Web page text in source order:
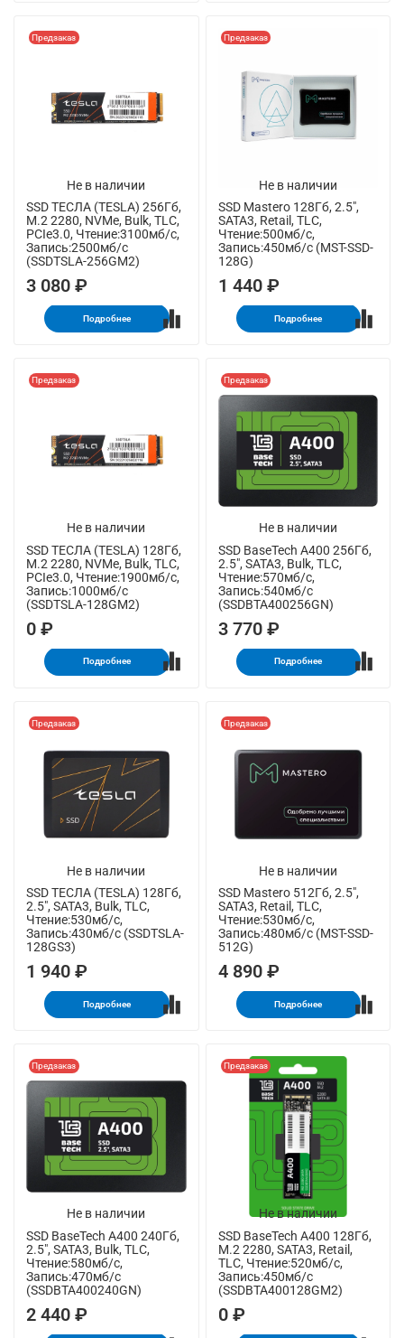
Не в наличии
Предзаказ
SSD ТЕСЛА (TESLA) 256Гб,
M.2 2280, NVMe, Bulk, TLC,
PCIe3.0, Чтение:3100мб/с,
Запись:2500мб/с
(SSDTSLA-256GM2)
3 080 ₽
Подробнее
Не в наличии
Предзаказ
SSD Mastero 128Гб, 2.5",
SATA3, Retail, TLC,
Чтение:500мб/с,
Запись:450мб/с (MST-SSD-
128G)
1 440 ₽
Подробнее
Не в наличии
Предзаказ
SSD ТЕСЛА (TESLA) 128Гб,
M.2 2280, NVMe, Bulk, TLC,
PCIe3.0, Чтение:1900мб/с,
Запись:1000мб/с
(SSDTSLA-128GM2)
0 ₽
Подробнее
Не в наличии
Предзаказ
SSD BaseTech A400 256Гб,
2.5", SATA3, Bulk, TLC,
Чтение:570мб/с,
Запись:540мб/с
(SSDBTA400256GN)
3 770 ₽
Подробнее
Не в наличии
Предзаказ
SSD ТЕСЛА (TESLA) 128Гб,
2.5", SATA3, Bulk, TLC,
Чтение:530мб/с,
Запись:430мб/с (SSDTSLA-
128GS3)
1 940 ₽
Подробнее
Не в наличии
Предзаказ
SSD Mastero 512Гб, 2.5",
SATA3, Retail, TLC,
Чтение:530мб/с,
Запись:480мб/с (MST-SSD-
512G)
4 890 ₽
Подробнее
Не в наличии
Предзаказ
SSD BaseTech A400 240Гб,
2.5", SATA3, Bulk, TLC,
Чтение:580мб/с,
Запись:470мб/с
(SSDBTA400240GN)
2 440 ₽
Не в наличии
Предзаказ
SSD BaseTech A400 128Гб,
M.2 2280, SATA3, Retail,
TLC, Чтение:520мб/с,
Запись:450мб/с
(SSDBTA400128GM2)
0 ₽